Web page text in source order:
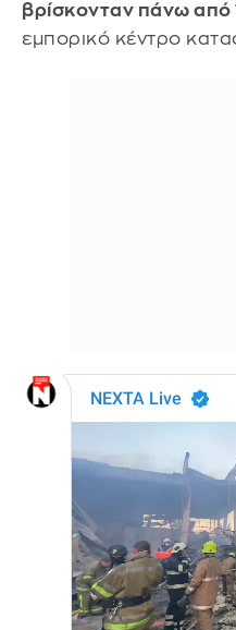
βρίσκονταν πάνω
εμπορικό κέντρο